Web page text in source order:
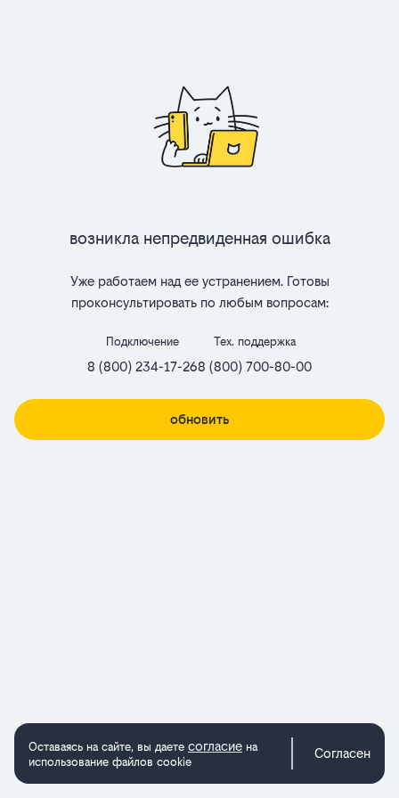
Возникла непредвиденная ошибка
Уже работаем над ее устранением. Готовы
проконсультировать по любым вопросам:
Подключение
8 (800) 234-17-26
Тех. поддержка
8 (800) 700-80-00
обновить
Оставаясь на сайте, вы даете согласие на
использование файлов cookie
Согласен